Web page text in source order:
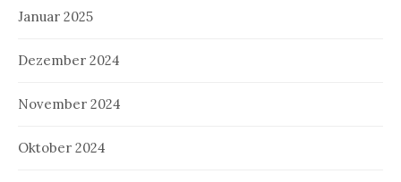
Januar 2025
Dezember 2024
November 2024
Oktober 2024